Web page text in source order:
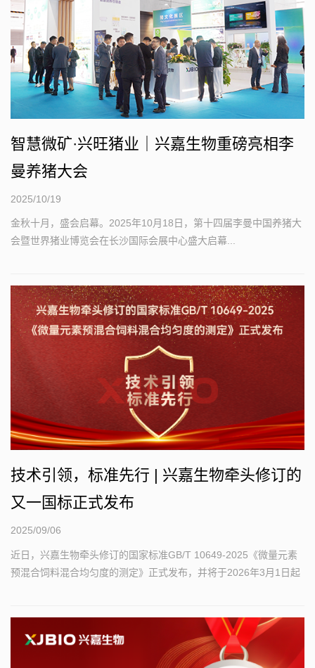
智慧微矿·兴旺猪业｜兴嘉生物重磅亮相李
曼养猪大会
2025/10/19
金秋十月，盛会启幕。2025年10月18日，第十四届李曼中国养猪大
会暨世界猪业博览会在长沙国际会展中心盛大启幕...
技术引领，标准先行 | 兴嘉生物牵头修订的
又一国标正式发布
2025/09/06
近日，兴嘉生物牵头修订的国家标准GB/T 10649-2025《微量元素
预混合饲料混合均匀度的测定》正式发布，并将于2026年3月1日起